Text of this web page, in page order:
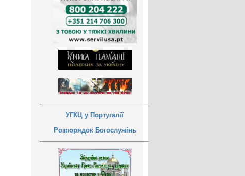
УГКЦ у Португалії
Розпорядок Богослужінь